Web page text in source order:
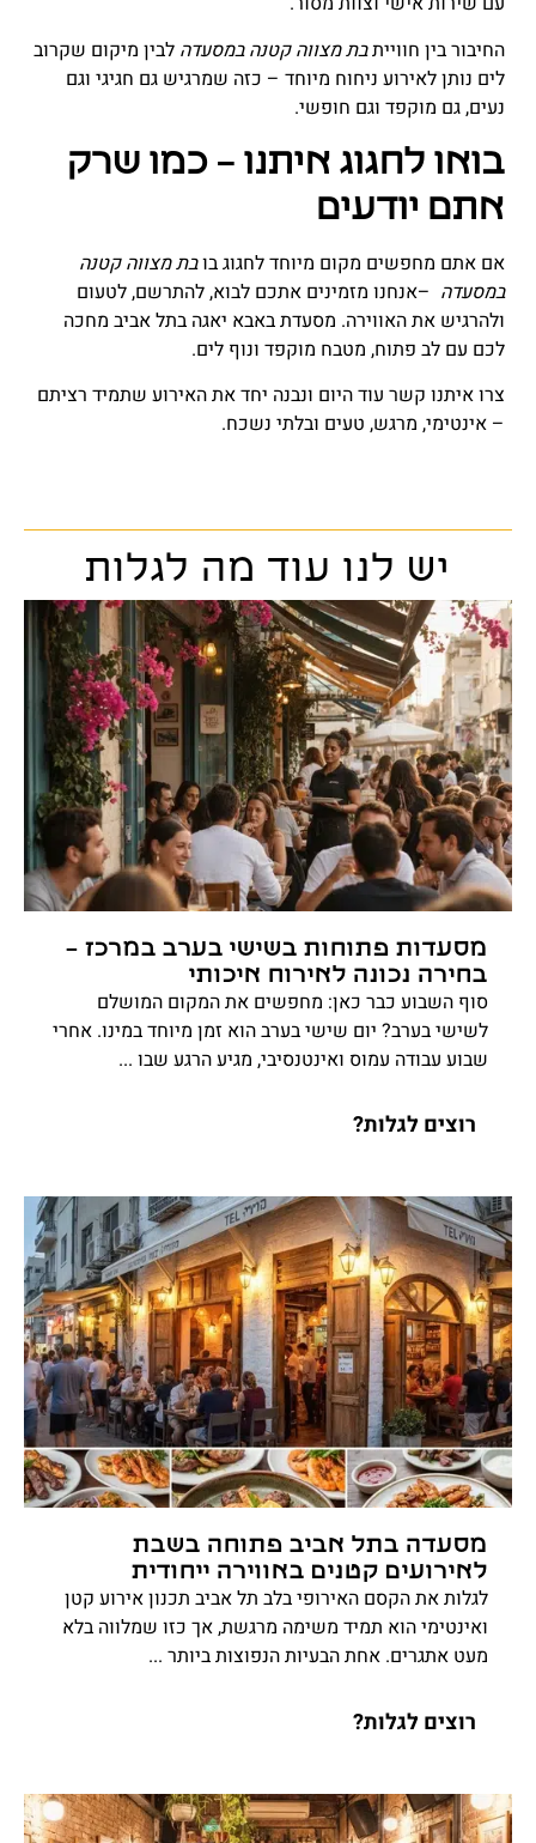
החיבור בין חווייתבת מצווה קטנה במסעדה לבין מיקום שקרוב
לים נותן לאירוע ניחוח מיוחד – כזה שמרגיש גם חגיגי וגם
נעים, גם מוקפד וגם חופשי.
בואו לחגוג איתנו – כמו שרק
אתם יודעים
אם אתם מחפשים מקום מיוחד לחגוג בובת מצווה קטנה
במסעדה –אנחנו מזמינים אתכם לבוא, להתרשם, לטעום
ולהרגיש את האווירה. מסעדת באבא יאגה בתל אביב מחכה
לכם עם לב פתוח, מטבח מוקפד ונוף לים.
צרו איתנו קשר עוד היום ונבנה יחד את האירוע שתמיד רציתם
– אינטימי, מרגש, טעים ובלתי נשכח.
יש לנו עוד מה לגלות
מסעדות פתוחות בשישי בערב במרכז –
בחירה נכונה לאירוח איכותי
סוף השבוע כבר כאן: מחפשים את המקום המושלם
לשישי בערב? יום שישי בערב הוא זמן מיוחד במינו. אחרי
שבוע עבודה עמוס ואינטנסיבי, מגיע הרגע שבו ...
רוצים לגלות?
מסעדה בתל אביב פתוחה בשבת
לאירועים קטנים באווירה ייחודית
לגלות את הקסם האירופי בלב תל אביב תכנון אירוע קטן
ואינטימי הוא תמיד משימה מרגשת, אך כזו שמלווה בלא
מעט אתגרים. אחת הבעיות הנפוצות ביותר ...
רוצים לגלות?